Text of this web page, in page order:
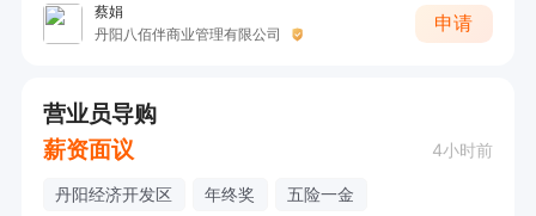
蔡娟
丹阳八佰伴商业管理有限公司
申请
营业员导购
薪资面议
4小时前
丹阳经济开发区 年终奖 五险一金